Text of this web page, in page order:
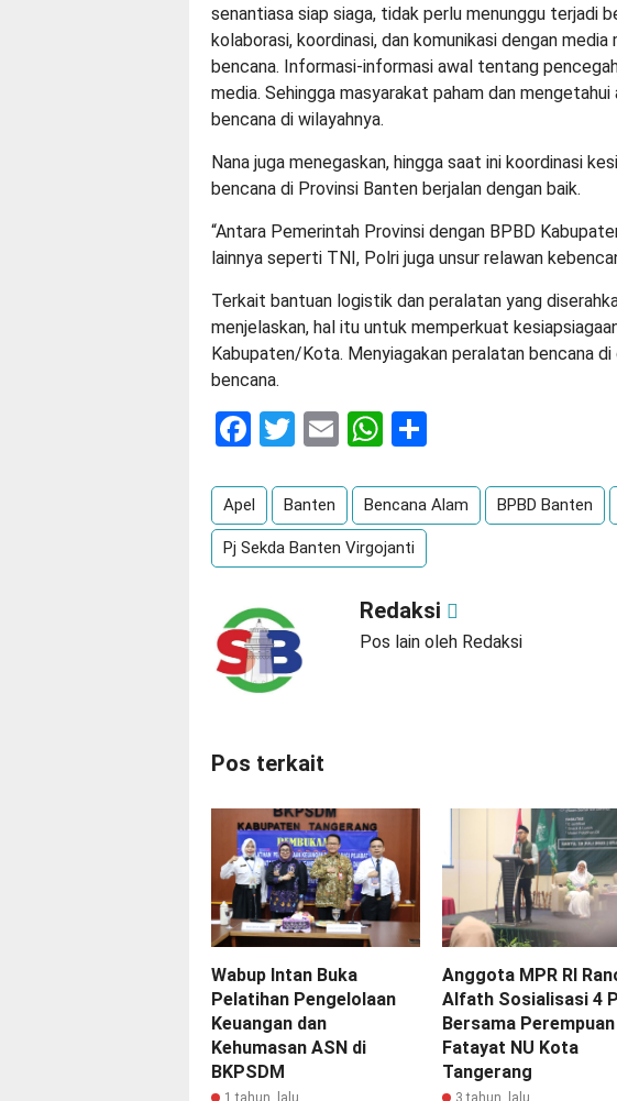
senantiasa siap siaga, tidak perlu menunggu terjadi
kolaborasi, koordinasi, dan komunikasi dengan
bencana. Informasi-informasi awal tentang
media. Sehingga masyarakat paham dan
bencana di wilayahnya.
Nana juga menegaskan, hingga saat ini koordinasi
bencana di Provinsi Banten berjalan dengan baik.
“Antara Pemerintah Provinsi dengan BPBD
lainnya seperti TNI, Polri juga unsur relawan
Terkait bantuan logistik dan peralatan yang
menjelaskan, hal itu untuk memperkuat
Kabupaten/Kota. Menyiagakan peralatan bencana
bencana.
Facebook
Twitter
EmailWhatsApp
Apel Banten Bencana Alam BPBD Banten
Pj Sekda Banten Virgojanti
Redaksi
Pos lain oleh Redaksi
Pos terkait
Wabup Intan Buka
Pelatihan Pengelolaan
Keuangan dan
Kehumasan ASN di
BKPSDM
Anggota MPR RI
Alfath Sosialisasi 4
Bersama Perempuan
Fatayat NU Kota
Tangerang